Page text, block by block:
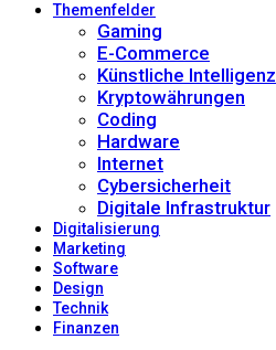
Themenfelder
Gaming
E-Commerce
Künstliche Intelligenz
Kryptowährungen
Coding
Hardware
Internet
Cybersicherheit
Digitale Infrastruktur
Digitalisierung
Marketing
Software
Design
Technik
Finanzen